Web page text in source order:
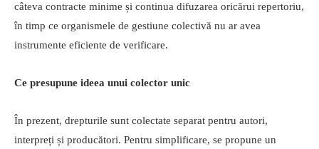
câteva contracte minime și continua difuzarea oricărui repertoriu,
în timp ce organismele de gestiune colectivă nu ar avea
instrumente eficiente de verificare.
Ce presupune ideea unui colector unic
În prezent, drepturile sunt colectate separat pentru autori,
interpreți și producători. Pentru simplificare, se propune un